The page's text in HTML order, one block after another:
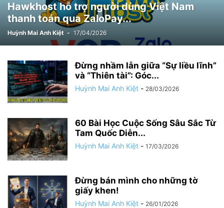
Hawkhost hỗ trợ người dùng Việt Nam
thanh toán qua ZaloPay...
Huỳnh Mai Anh Kiệt - 17/04/2026
Đừng nhầm lẫn giữa “Sự liều lĩnh”
và “Thiên tài”: Góc...
Huỳnh Mai Anh Kiệt - 28/03/2026
60 Bài Học Cuộc Sống Sâu Sắc Từ
Tam Quốc Diễn...
Huỳnh Mai Anh Kiệt - 17/03/2026
Đừng bán mình cho những tờ
giấy khen!
Huỳnh Mai Anh Kiệt - 26/01/2026